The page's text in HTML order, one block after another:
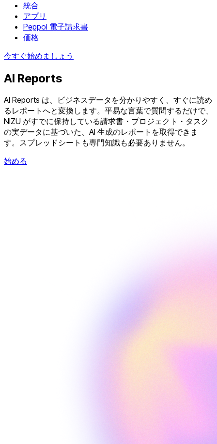
統合
アプリ
Peppol 電子請求書
価格
今すぐ始めましょう
AI Reports
AI Reports は、ビジネスデータを分かりやすく、すぐに読め
るレポートへと変換します。平易な言葉で質問するだけで、
NIZU がすでに保持している請求書・プロジェクト・タスク
の実データに基づいた、AI 生成のレポートを取得できま
す。スプレッドシートも専門知識も必要ありません。
始める